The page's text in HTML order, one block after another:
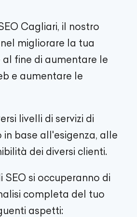
Cagliari, il nostro
migliorare la tua
al fine di aumentare le
e aumentare le
livelli di servizi di
in base all'esigenza, alle
dei diversi clienti.
SEO si occuperanno di
completa del tuo
aspetti: